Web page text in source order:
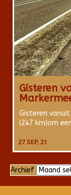
Gisteren
27 SEP, 21
Gisteren
(247 km)om
Archief Archief